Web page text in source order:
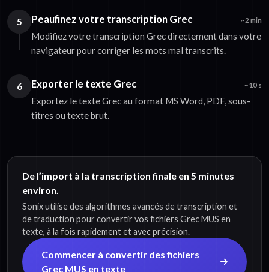
5 Peaufinez votre transcription Grec ~2 min
Modifiez votre transcription Grec directement dans votre
navigateur pour corriger les mots mal transcrits.
6 Exporter le texte Grec ~10 s
Exportez le texte Grec au format MS Word, PDF, sous-
titres ou texte brut.
De l’import à la transcription finale en 5 minutes
environ.
Sonix utilise des algorithmes avancés de transcription et
de traduction pour convertir vos fichiers Grec MUS en
texte, à la fois rapidement et avec précision.
Commencer à convertir des fichiers
Grec MUS en texte